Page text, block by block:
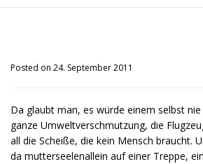
Posted on 24. September 2011
Da glaubt man, es würde einem selbst
ganze Umweltverschmutzung, die
all die Scheiße, die kein Mensch braucht.
da mutterseelenallein auf einer Treppe,